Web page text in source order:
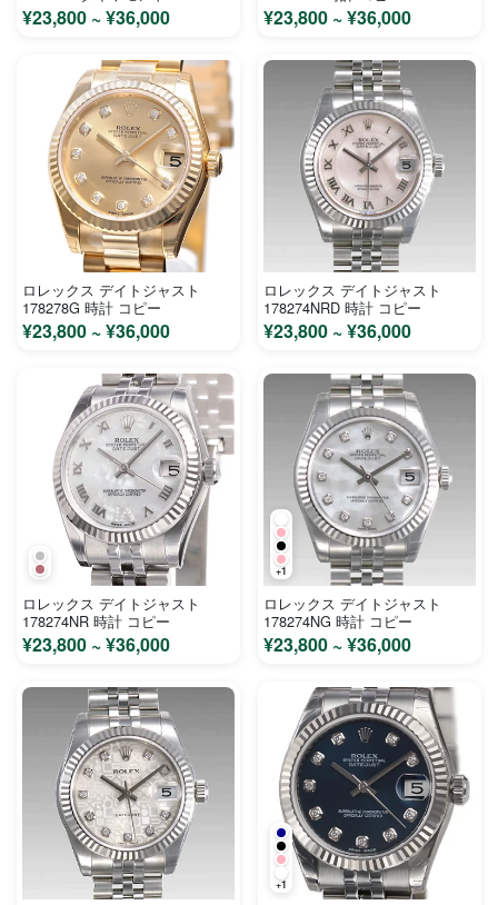
¥23,800 ~ ¥36,000 ¥23,800 ~ ¥36,000
ロレックス デイトジャスト
178278G 時計 コピー
¥23,800 ~ ¥36,000
ロレックス デイトジャスト
178274NRD 時計 コピー
¥23,800 ~ ¥36,000
ロレックス デイトジャスト
178274NR 時計 コピー
¥23,800 ~ ¥36,000
+1
ロレックス デイトジャスト
178274NG 時計 コピー
¥23,800 ~ ¥36,000
+1